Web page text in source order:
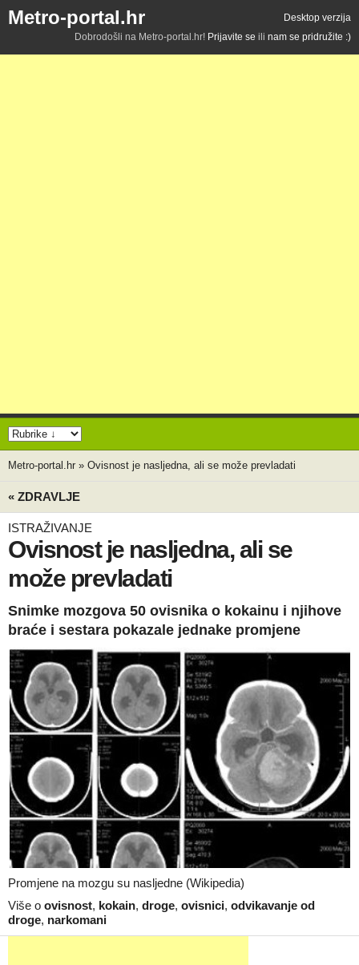
Metro-portal.hr
Desktop verzija
Dobrodošli na Metro-portal.hr! Prijavite se ili nam se pridružite :)
Metro-portal.hr » Ovisnost je nasljedna, ali se može prevladati
« ZDRAVLJE
ISTRAŽIVANJE
Ovisnost je nasljedna, ali se
može prevladati
Snimke mozgova 50 ovisnika o kokainu i njihove
braće i sestara pokazale jednake promjene
Promjene na mozgu su nasljedne (Wikipedia)
Više o ovisnost, kokain, droge, ovisnici, odvikavanje od
droge, narkomani